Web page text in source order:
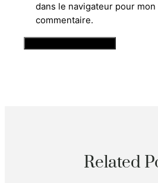
dans le navigateur pour mon
commentaire.
Related